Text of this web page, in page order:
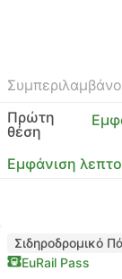
Πρώτη
θέση
Εμφάνιση
Σιδηροδρομικό
EuRail Pass